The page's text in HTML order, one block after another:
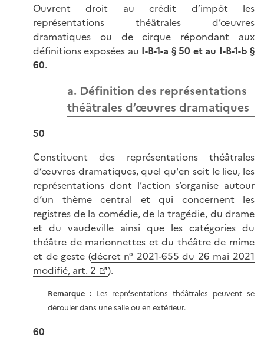
Ouvrent droit au crédit d’impôt les
représentations théâtrales d’œuvres
dramatiques ou de cirque répondant aux
définitions exposées au I-B-1-a § 50 et au I-B-1-b §
60.
a. Définition des représentations
théâtrales d’œuvres dramatiques
50
Constituent des représentations théâtrales
d’œuvres dramatiques, quel qu'en soit le lieu, les
représentations dont l’action s’organise autour
d’un thème central et qui concernent les
registres de la comédie, de la tragédie, du drame
et du vaudeville ainsi que les catégories du
théâtre de marionnettes et du théâtre de mime
et de geste (décret n° 2021-655 du 26 mai 2021
modifié, art. 2
).
Remarque :Les représentations théâtrales peuvent se
dérouler dans une salle ou en extérieur.
60